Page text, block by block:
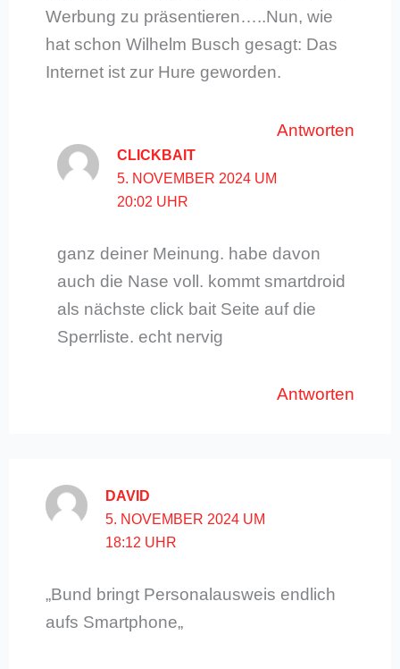
Werbung zu präsentieren…..Nun, wie
hat schon Wilhelm Busch gesagt: Das
Internet ist zur Hure geworden.
Antworten
CLICKBAIT
5. NOVEMBER 2024 UM
20:02 UHR
ganz deiner Meinung. habe davon
auch die Nase voll. kommt smartdroid
als nächste click bait Seite auf die
Sperrliste. echt nervig
Antworten
DAVID
5. NOVEMBER 2024 UM
18:12 UHR
„Bund bringt Personalausweis endlich
aufs Smartphone„